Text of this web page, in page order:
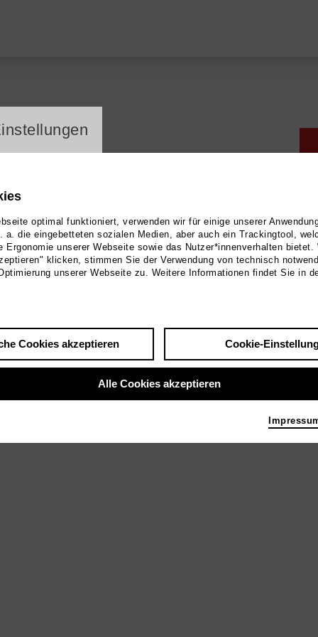
optimal funktioniert, verwenden wir für einige unserer
a. die eingebetteten sozialen Medien, aber auch ein Trackingtool,
Ergonomie unserer Webseite sowie das Nutzer*innenverhalten bietet.
klicken, stimmen Sie der Verwendung von technisch
unserer Webseite zu. Weitere Informationen findet Sie in
Cookies akzeptieren Cookie-
Alle Cookies akzeptieren